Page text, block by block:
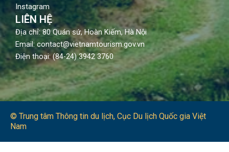
Instagram
LIÊN HỆ
Địa chỉ: 80 Quán sứ, Hoàn Kiếm, Hà Nội
Email: contact@vietnamtourism.gov.vn
Điện thoại: (84-24) 3942 3760
© Trung tâm Thông tin du lịch​, Cục Du lịch Quốc gia Việt
Nam